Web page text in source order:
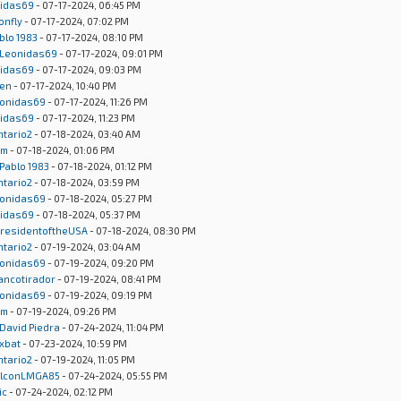
- 07-17-2024, 06:45 PM
- 07-17-2024, 07:02 PM
1983 - 07-17-2024, 08:10 PM
Leonidas69 - 07-17-2024, 09:01 PM
- 07-17-2024, 09:03 PM
- 07-17-2024, 10:40 PM
- 07-17-2024, 11:26 PM
- 07-17-2024, 11:23 PM
- 07-18-2024, 03:40 AM
- 07-18-2024, 01:06 PM
Pablo 1983 - 07-18-2024, 01:12 PM
- 07-18-2024, 03:59 PM
- 07-18-2024, 05:27 PM
- 07-18-2024, 05:37 PM
- 07-18-2024, 08:30 PM
- 07-19-2024, 03:04 AM
- 07-19-2024, 09:20 PM
- 07-19-2024, 08:41 PM
- 07-19-2024, 09:19 PM
- 07-19-2024, 09:26 PM
David Piedra - 07-24-2024, 11:04 PM
- 07-23-2024, 10:59 PM
- 07-19-2024, 11:05 PM
- 07-24-2024, 05:55 PM
- 07-24-2024, 02:12 PM